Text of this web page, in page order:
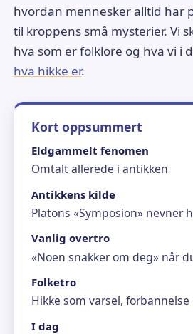
hvordan mennesker alltid har
til kroppens små mysterier. Vi
hva som er folklore og hva vi i
hva hikke er.
Kort oppsummert
Eldgammelt fenomen
Omtalt allerede i antikken
Antikkens kilde
Platons «Symposion» nevner
Vanlig overtro
«Noen snakker om deg» når
Folketro
Hikke som varsel,
I dag